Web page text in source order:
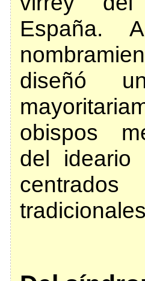
España.
diseñó
obispos
del ideario